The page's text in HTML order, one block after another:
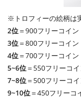
※トロフィーの絵柄は
2位＝900フリーコイン
3位＝800フリーコイン
4位＝700フリーコイン
5~6位＝550フリーコ
7~8位＝500フリーコ
9~10位＝450フリーコ